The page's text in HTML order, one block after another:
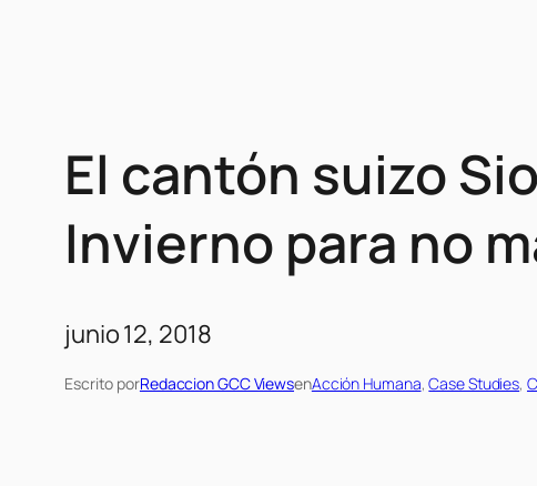
El cantón suizo
Invierno para no
junio 12, 2018
Escrito porRedaccion GCC ViewsenAcción Humana, Case Studies,